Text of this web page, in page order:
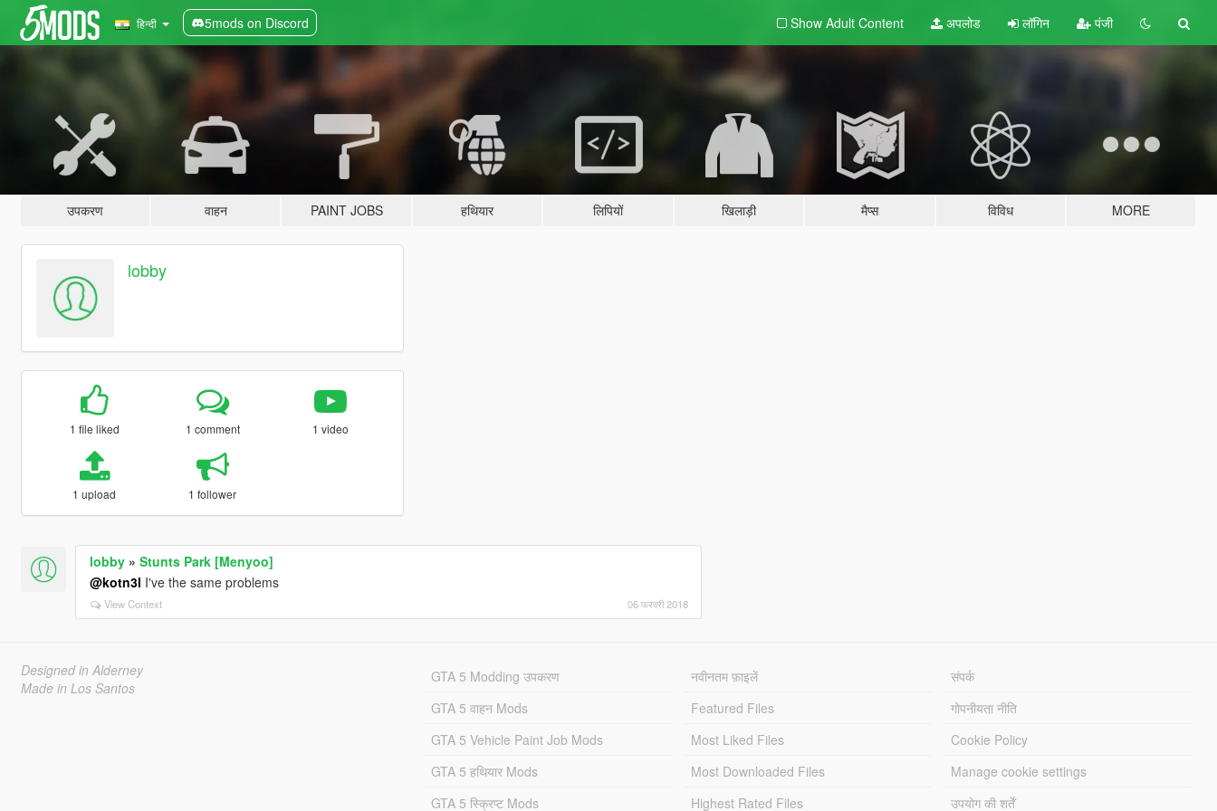
हिन्दी 5mods on Discord Show Adult Content अपलोड लॉगिन पंजी
उपकरण वाहन PAINT JOBS हथियार लिपियों खिलाड़ी मैप्स विविध MORE
lobby
1 file liked 1 comment 1 video
1 upload 1 follower
lobby» Stunts Park [Menyoo]
@kotn3l I've the same problems
View Context 06 फरवरी 2018
Designed in Alderney
Made in Los Santos
GTA 5 Modding उपकरण
GTA 5 वाहन Mods
GTA 5 Vehicle Paint Job Mods
GTA 5 हथियार Mods
GTA 5 स्क्रिप्ट Mods
नवीनतम फ़ाइलें
Featured Files
Most Liked Files
Most Downloaded Files
Highest Rated Files
संपर्क
गोपनीयता नीति
Cookie Policy
Manage cookie settings
उपयोग की शर्तें